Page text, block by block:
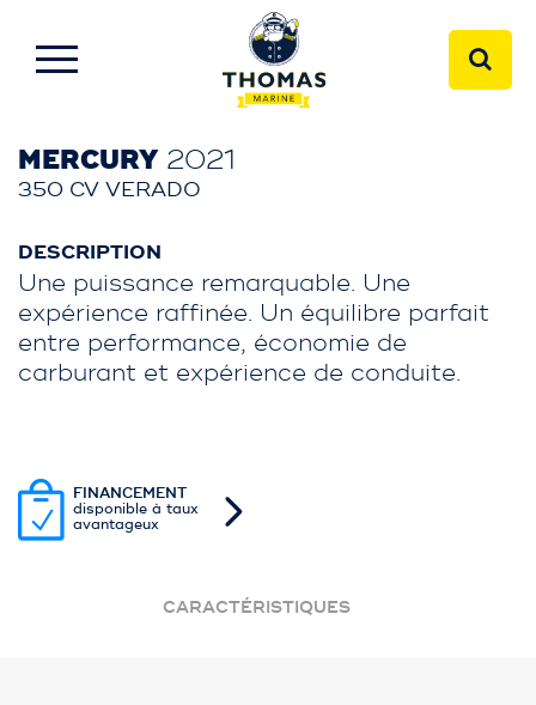
MERCURY 2021
350 CV VERADO
DESCRIPTION
Une puissance remarquable. Une
expérience raffinée. Un équilibre parfait
entre performance, économie de
carburant et expérience de conduite.
FINANCEMENT
disponible à taux
avantageux
CARACTÉRISTIQUES